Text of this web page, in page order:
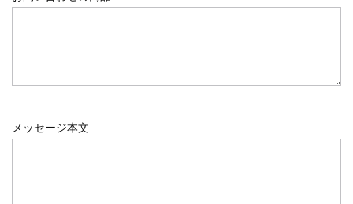
メッセージ本文